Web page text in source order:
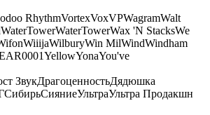
RhythmVortexVoxVPWagramWalt
WaterTowerWaterTowerWax 'N StacksWe
WiiijaWilburyWin MilWindWindham
YellowYonaYou've
ЗвукДрагоценностьДядюшка
СибирьСияниеУльтраУльтра Продакшн